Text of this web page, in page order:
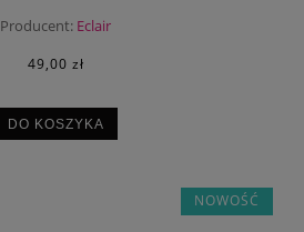
Producent: Eclair
49,00 zł
DO KOSZYKA
NOWOŚĆ